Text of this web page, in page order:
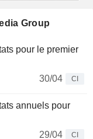
Group
pour le premier
30/04
CI
annuels pour
29/04
CI